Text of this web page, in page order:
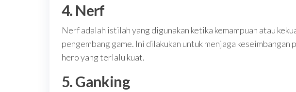
4. Nerf
Nerf adalah istilah yang digunakan ketika kemampuan atau
pengembang game. Ini dilakukan untuk menjaga keseimbangan
hero yang terlalu kuat.
5. Ganking